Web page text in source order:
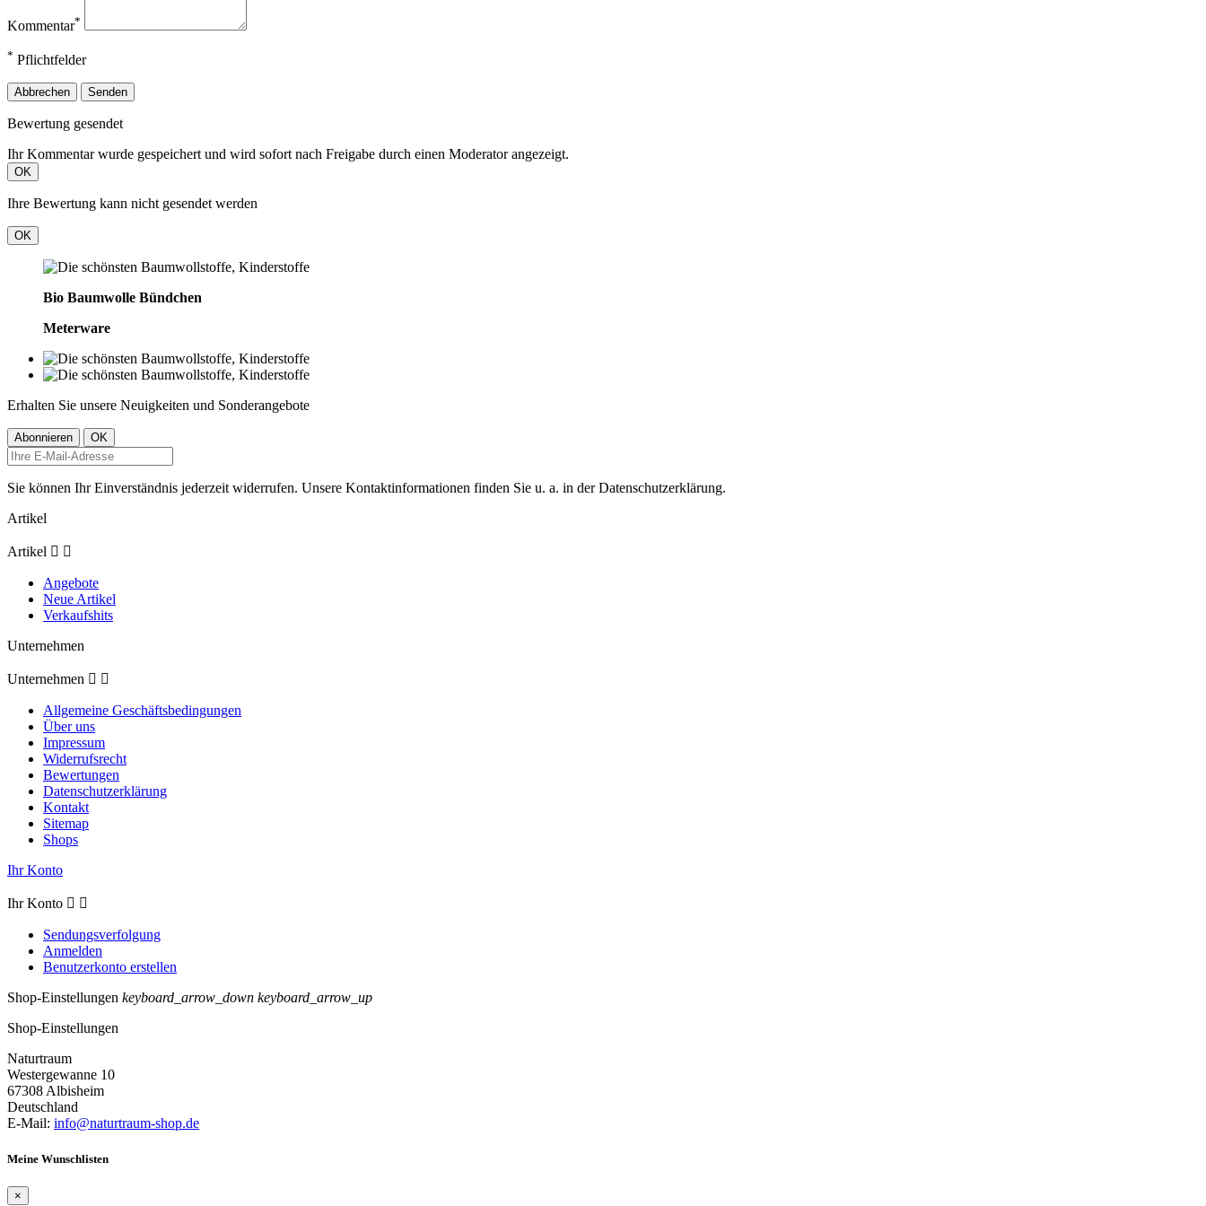
Kommentar*
* Pflichtfelder
Abbrechen Senden
Bewertung gesendet
Ihr Kommentar wurde gespeichert und wird sofort nach Freigabe durch einen Moderator angezeigt.
OK
Ihre Bewertung kann nicht gesendet werden
OK
Bio Baumwolle Bündchen
Meterware
Erhalten Sie unsere Neuigkeiten und Sonderangebote
Sie können Ihr Einverständnis jederzeit widerrufen. Unsere Kontaktinformationen finden Sie u. a. in der Datenschutzerklärung.
Artikel
Artikel  
Angebote
Neue Artikel
Verkaufshits
Unternehmen
Unternehmen  
Allgemeine Geschäftsbedingungen
Über uns
Impressum
Widerrufsrecht
Bewertungen
Datenschutzerklärung
Kontakt
Sitemap
Shops
Ihr Konto
Ihr Konto  
Sendungsverfolgung
Anmelden
Benutzerkonto erstellen
Shop-Einstellungen keyboard_arrow_down keyboard_arrow_up
Shop-Einstellungen
Naturtraum
Westergewanne 10
67308 Albisheim
Deutschland
E-Mail: info@naturtraum-shop.de
Meine Wunschlisten
×